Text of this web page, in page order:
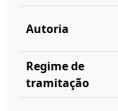
Autoria
Regime de
tramitação